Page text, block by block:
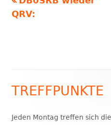
Beitrag:
QRV:
Haupt-
Seitenleiste
TREFFPUNKTE
Jeden Montag treffen sich